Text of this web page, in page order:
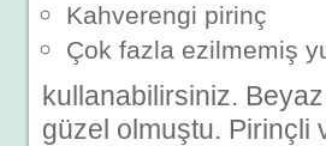
Kahverengi pirinç
Çok fazla ezilmemiş
kullanabilirsiniz.
güzel olmuştu. Pirinçli